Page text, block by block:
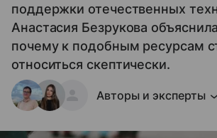
поддержки отечественных
Анастасия Безрукова
почему к подобным ресурсам
относиться скептически.
Авторы и эксперты